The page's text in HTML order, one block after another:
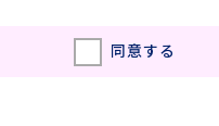
同意する